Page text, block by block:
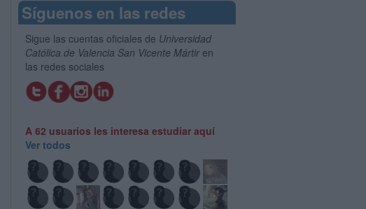
Síguenos en las redes
Sigue las cuentas oficiales de Universidad
Católica de Valencia San Vicente Mártir en
las redes sociales
A 62 usuarios les interesa estudiar aquí
Ver todos